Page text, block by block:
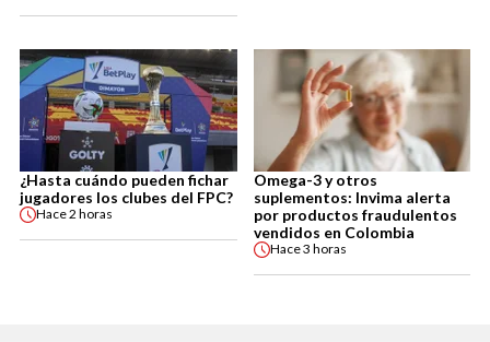
¿Hasta cuándo pueden fichar
jugadores los clubes del FPC?
Hace2 horas
Omega-3 y otros
suplementos: Invima alerta
por productos fraudulentos
vendidos en Colombia
Hace3 horas